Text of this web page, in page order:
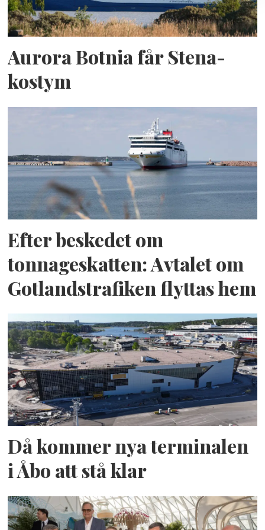
Aurora Botnia får Stena-
kostym
Efter beskedet om
tonnageskatten: Avtalet om
Gotlandstrafiken flyttas hem
Då kommer nya terminalen
i Åbo att stå klar